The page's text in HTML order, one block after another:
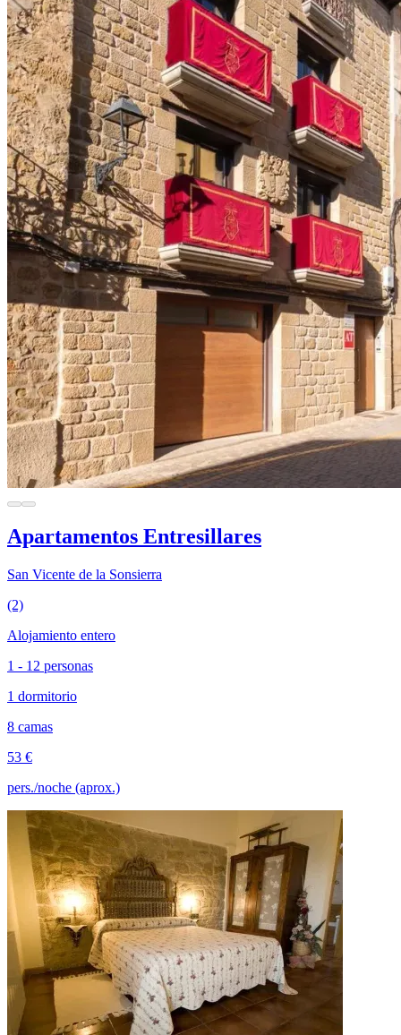
Apartamentos Entresillares
San Vicente de la Sonsierra
(2)
Alojamiento entero
1 - 12 personas
1 dormitorio
8 camas
53 €
pers./noche (aprox.)